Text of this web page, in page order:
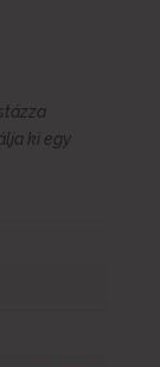
ki egy